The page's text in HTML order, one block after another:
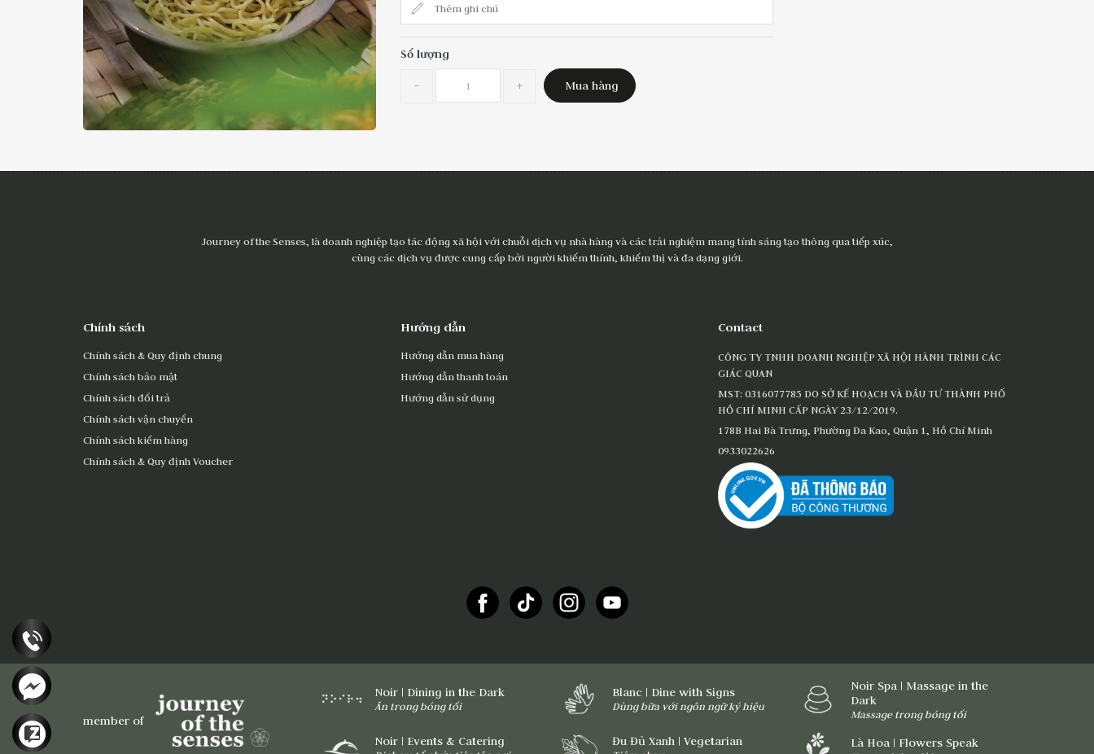
Số lượng
- + Mua hàng
Journey of the Senses, là doanh nghiệp tạo tác động xã hội với chuỗi dịch vụ nhà hàng và các trải nghiệm mang tính sáng tạo thông qua tiếp xúc,
cùng các dịch vụ được cung cấp bởi người khiếm thính, khiếm thị và đa dạng giới.
Chính sách
Chính sách & Quy định chung
Chính sách bảo mật
Chính sách đổi trả
Chính sách vận chuyển
Chính sách kiểm hàng
Chính sách & Quy định Voucher
Hướng dẫn
Hướng dẫn mua hàng
Hướng dẫn thanh toán
Hướng dẫn sử dụng
Contact
CÔNG TY TNHH DOANH NGHIỆP XÃ HỘI HÀNH TRÌNH CÁC
GIÁC QUAN
MST: 0316077785 DO SỞ KẾ HOẠCH VÀ ĐẦU TƯ THÀNH PHỐ
HỒ CHÍ MINH CẤP NGÀY 23/12/2019.
178B Hai Bà Trưng, Phường Đa Kao, Quận 1, Hồ Chí Minh
0933022626
member of
Noir | Dining in the Dark
Ăn trong bóng tối
Noir | Events & Catering
Blanc | Dine with Signs
Dùng bữa với ngôn ngữ ký hiệu
Đu Đủ Xanh | Vegetarian
Noir Spa | Massage in the
Dark
Massage trong bóng tối
Là Hoa | Flowers Speak